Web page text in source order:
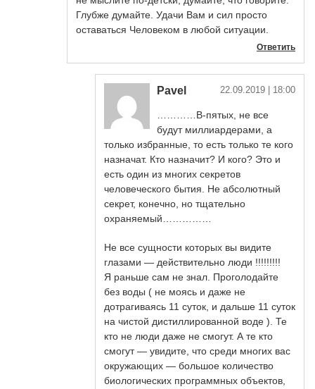
Глубже думайте. Удачи Вам и сил просто
оставаться Человеком в любой ситуации.
Ответить
Pavel 22.09.2019 | 18:00
…………В-пятых, не все
будут миллиардерами, а
только избранные, то есть только те кого
назначат. Кто назначит? И кого? Это и
есть один из многих секретов
человеческого бытия. Не абсолютный
секрет, конечно, но тщательно
охраняемый……………
Не все сущности которых вы видите
глазами — действительно люди !!!!!!!!!
Я раньше сам не знал. Проголодайте
без воды ( не моясь и даже не
дотрагиваясь 11 суток, и дальше 11 суток
на чистой дистиллированной воде ). Те
кто не люди даже не смогут. А те кто
смогут — увидите, что среди многих вас
окружающих — большое количество
биологических программных объектов,